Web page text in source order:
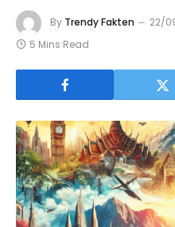
By Trendy Fakten 22/
5 Mins Read